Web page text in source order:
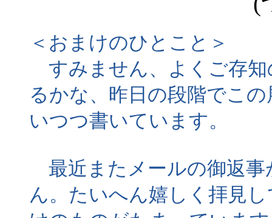
＜おまけのひとこと＞
すみません、よくご存知
るかな、昨日の段階でこ
いつつ書いています。
最近またメールの御返事
ん。たいへん嬉しく拝見